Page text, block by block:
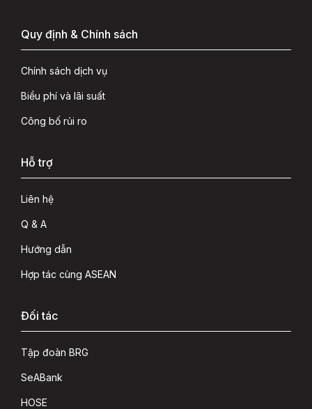
Quy định & Chính sách
Chính sách dịch vụ
Biểu phí và lãi suất
Công bố rủi ro
Hỗ trợ
Liên hệ
Q & A
Hướng dẫn
Hợp tác cùng ASEAN
Đối tác
Tập đoàn BRG
SeABank
HOSE